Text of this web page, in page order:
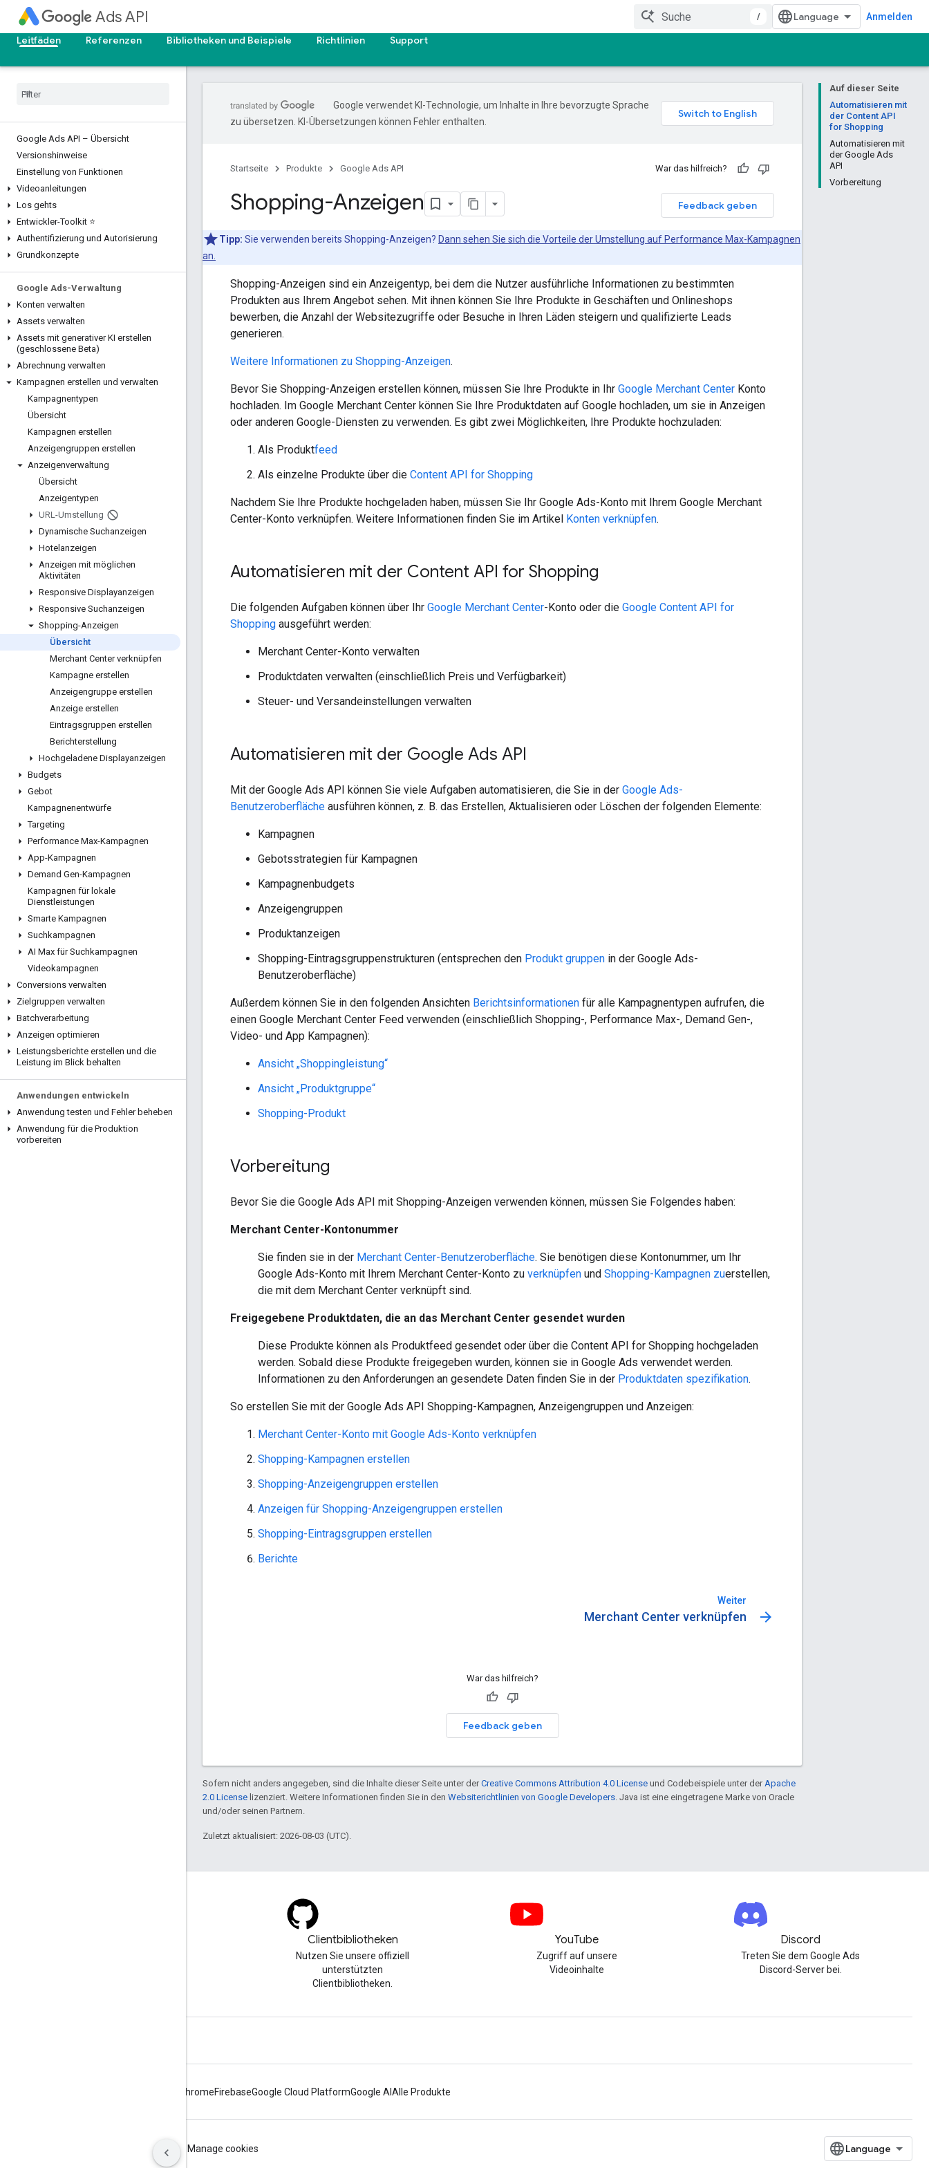
Ads API / Anmelden
Leitfäden Referenzen Bibliotheken und Beispiele Richtlinien Support
Google Ads API – Übersicht
Versionshinweise
Einstellung von Funktionen
Videoanleitungen
Los gehts
Entwickler-Toolkit ⭐
Authentifizierung und Autorisierung
Grundkonzepte
Google Ads-Verwaltung
Konten verwalten
Assets verwalten
Assets mit generativer KI erstellen
(geschlossene Beta)
Abrechnung verwalten
Kampagnen erstellen und verwalten
Kampagnentypen
Übersicht
Kampagnen erstellen
Anzeigengruppen erstellen
Anzeigenverwaltung
Übersicht
Anzeigentypen
URL-Umstellung
Dynamische Suchanzeigen
Hotelanzeigen
Anzeigen mit möglichen
Aktivitäten
Responsive Displayanzeigen
Responsive Suchanzeigen
Shopping-Anzeigen
Übersicht
Merchant Center verknüpfen
Kampagne erstellen
Anzeigengruppe erstellen
Anzeige erstellen
Eintragsgruppen erstellen
Berichterstellung
Hochgeladene Displayanzeigen
Budgets
Gebot
Kampagnenentwürfe
Targeting
Performance Max-Kampagnen
App-Kampagnen
Demand Gen-Kampagnen
Kampagnen für lokale
Dienstleistungen
Smarte Kampagnen
Suchkampagnen
AI Max für Suchkampagnen
Videokampagnen
Conversions verwalten
Zielgruppen verwalten
Batchverarbeitung
Anzeigen optimieren
Leistungsberichte erstellen und die
Leistung im Blick behalten
Anwendungen entwickeln
Anwendung testen und Fehler beheben
Anwendung für die Produktion
vorbereiten
Auf dieser Seite
Automatisieren mit
der Content API
for Shopping
Automatisieren mit
der Google Ads
API
Vorbereitung
Google verwendet KI-Technologie, um Inhalte in Ihre bevorzugte Sprache
zu übersetzen. KI-Übersetzungen können Fehler enthalten.
Startseite Produkte Google Ads API War das hilfreich?
Feedback geben
Shopping-Anzeigen
Tipp: Sie verwenden bereits Shopping-Anzeigen? Dann sehen Sie sich die Vorteile der Umstellung auf Performance Max-Kampagnen
an.
Shopping-Anzeigen sind ein Anzeigentyp, bei dem die Nutzer ausführliche Informationen zu bestimmten
Produkten aus Ihrem Angebot sehen. Mit ihnen können Sie Ihre Produkte in Geschäften und Onlineshops
bewerben, die Anzahl der Websitezugriffe oder Besuche in Ihren Läden steigern und qualifizierte Leads
generieren.
Weitere Informationen zu Shopping-Anzeigen.
Bevor Sie Shopping-Anzeigen erstellen können, müssen Sie Ihre Produkte in Ihr Google Merchant Center Konto
hochladen. Im Google Merchant Center können Sie Ihre Produktdaten auf Google hochladen, um sie in Anzeigen
oder anderen Google-Diensten zu verwenden. Es gibt zwei Möglichkeiten, Ihre Produkte hochzuladen:
Als Produktfeed
Als einzelne Produkte über die Content API for Shopping
Nachdem Sie Ihre Produkte hochgeladen haben, müssen Sie Ihr Google Ads-Konto mit Ihrem Google Merchant
Center-Konto verknüpfen. Weitere Informationen finden Sie im Artikel Konten verknüpfen.
Automatisieren mit der Content API for Shopping
Die folgenden Aufgaben können über Ihr Google Merchant Center-Konto oder die Google Content API for
Shopping ausgeführt werden:
Merchant Center-Konto verwalten
Produktdaten verwalten (einschließlich Preis und Verfügbarkeit)
Steuer- und Versandeinstellungen verwalten
Automatisieren mit der Google Ads API
Mit der Google Ads API können Sie viele Aufgaben automatisieren, die Sie in der Google Ads-
Benutzeroberfläche ausführen können, z. B. das Erstellen, Aktualisieren oder Löschen der folgenden Elemente:
Kampagnen
Gebotsstrategien für Kampagnen
Kampagnenbudgets
Anzeigengruppen
Produktanzeigen
Shopping-Eintragsgruppenstrukturen (entsprechen den Produkt gruppen in der Google Ads-
Benutzeroberfläche)
Außerdem können Sie in den folgenden Ansichten Berichtsinformationen für alle Kampagnentypen aufrufen, die
einen Google Merchant Center Feed verwenden (einschließlich Shopping-, Performance Max-, Demand Gen-,
Video- und App Kampagnen):
Ansicht „Shoppingleistung“
Ansicht „Produktgruppe“
Shopping-Produkt
Vorbereitung
Bevor Sie die Google Ads API mit Shopping-Anzeigen verwenden können, müssen Sie Folgendes haben:
Merchant Center-Kontonummer
Sie finden sie in der Merchant Center-Benutzeroberfläche. Sie benötigen diese Kontonummer, um Ihr
Google Ads-Konto mit Ihrem Merchant Center-Konto zu verknüpfen und Shopping-Kampagnen zuerstellen,
die mit dem Merchant Center verknüpft sind.
Freigegebene Produktdaten, die an das Merchant Center gesendet wurden
Diese Produkte können als Produktfeed gesendet oder über die Content API for Shopping hochgeladen
werden. Sobald diese Produkte freigegeben wurden, können sie in Google Ads verwendet werden.
Informationen zu den Anforderungen an gesendete Daten finden Sie in der Produktdaten spezifikation.
So erstellen Sie mit der Google Ads API Shopping-Kampagnen, Anzeigengruppen und Anzeigen:
Merchant Center-Konto mit Google Ads-Konto verknüpfen
Shopping-Kampagnen erstellen
Shopping-Anzeigengruppen erstellen
Anzeigen für Shopping-Anzeigengruppen erstellen
Shopping-Eintragsgruppen erstellen
Berichte
Weiter
Merchant Center verknüpfen arrow_forward
War das hilfreich?
Feedback geben
Sofern nicht anders angegeben, sind die Inhalte dieser Seite unter derCreative Commons Attribution 4.0 License und Codebeispiele unter der Apache
2.0 License lizenziert. Weitere Informationen finden Sie in den Websiterichtlinien von Google Developers . Java ist eine eingetragene Marke von Oracle
und/oder seinen Partnern.
Zuletzt aktualisiert: 2026-08-03 (UTC).
Clientbibliotheken
Nutzen Sie unsere offiziell
unterstützten
Clientbibliotheken.
YouTube
Zugriff auf unsere
Videoinhalte
Discord
Treten Sie dem Google Ads
Discord-Server bei.
ChromeFirebaseGoogle Cloud PlatformGoogle AI Alle Produkte
Datenschutz Manage cookies